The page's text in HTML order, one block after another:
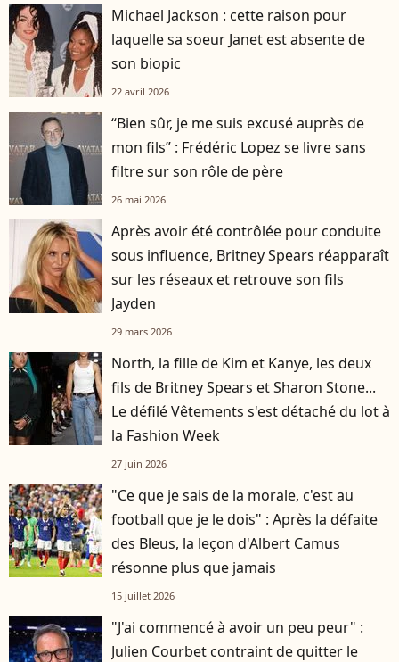
Michael Jackson : cette raison pour
laquelle sa soeur Janet est absente de
son biopic
22 avril 2026
“Bien sûr, je me suis excusé auprès de
mon fils” : Frédéric Lopez se livre sans
filtre sur son rôle de père
26 mai 2026
Après avoir été contrôlée pour conduite
sous influence, Britney Spears réapparaît
sur les réseaux et retrouve son fils
Jayden
29 mars 2026
North, la fille de Kim et Kanye, les deux
fils de Britney Spears et Sharon Stone...
Le défilé Vêtements s'est détaché du lot à
la Fashion Week
27 juin 2026
"Ce que je sais de la morale, c'est au
football que je le dois" : Après la défaite
des Bleus, la leçon d'Albert Camus
résonne plus que jamais
15 juillet 2026
"J'ai commencé à avoir un peu peur" :
Julien Courbet contraint de quitter le